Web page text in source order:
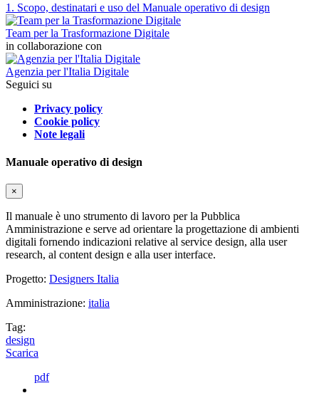
1. Scopo, destinatari e uso del Manuale operativo di design
Team per la Trasformazione Digitale
in collaborazione con
Agenzia per l'Italia Digitale
Seguici su
Privacy policy
Cookie policy
Note legali
Manuale operativo di design
×
Il manuale è uno strumento di lavoro per la Pubblica
Amministrazione e serve ad orientare la progettazione di ambienti
digitali fornendo indicazioni relative al service design, alla user
research, al content design e alla user interface.
Progetto: Designers Italia
Amministrazione: italia
Tag:
design
Scarica
pdf